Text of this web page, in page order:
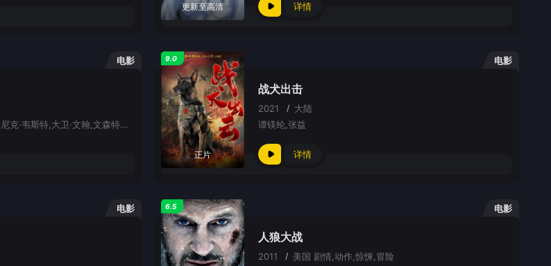
更新至高清 详情
电影
杰拉德·巴特勒,琳娜·海蒂,多米尼克·韦斯特,大卫·文翰,文森特·里根,迈克尔·法斯宾德,汤姆·威斯多姆,安德鲁·普利文,安德鲁·蒂曼,罗德里戈·桑托罗,凯利·克雷格,泰勒·内策尔,提姆·康纳利,玛丽·朱莉叶·里夫斯特,彼得·门萨,亚瑟·霍尔顿,丹尼斯·圣约翰,尼尔·纳皮尔,戴兰·史密斯,毛里齐奥·泰拉扎诺,夸西·宋桂,安德鲁·舍夫,罗宾·威尔科克,蒂龙·本斯金,罗伯特·梅耶,帕特里克·萨邦圭,加里·A·赫克,达伦·萨赫拉维,马克·托蒂尔,阿格涅丝卡·乌诺洛斯卡,Giovani Cimmino,Steph
电影
正片
9.0
战犬出击
2021 / 大陆
谭镁纶,张益
详情
电影 电影
6.5
人狼大战
2011 / 美国 剧情,动作,惊悚,冒险